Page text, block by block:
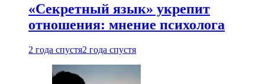
«Секретный язык» укрепит
отношения: мнение психолога
2 года спустя2 года спустя